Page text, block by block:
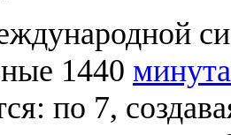
1440
по 7,